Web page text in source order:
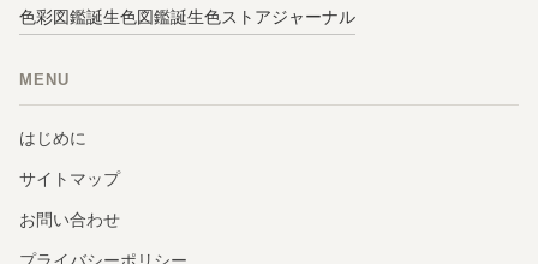
色彩図鑑誕生色図鑑誕生色ストアジャーナル
MENU
はじめに
サイトマップ
お問い合わせ
プライバシーポリシー